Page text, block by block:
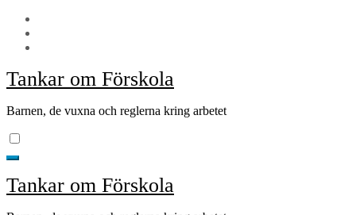
Tankar om Förskola
Barnen, de vuxna och reglerna kring arbetet
Tankar om Förskola